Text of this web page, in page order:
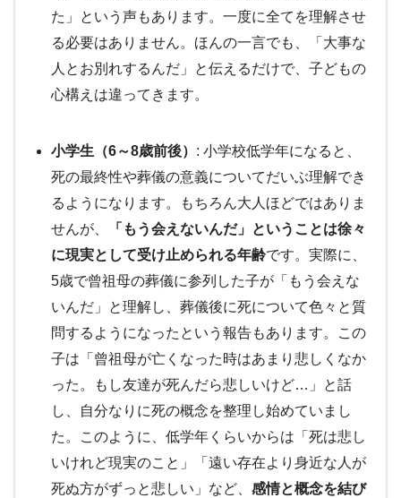
た」という声もあります。一度に全てを理解させ
る必要はありません。ほんの一言でも、「大事な
人とお別れするんだ」と伝えるだけで、子どもの
心構えは違ってきます。
小学生（6～8歳前後） : 小学校低学年になると、
死の最終性や葬儀の意義についてだいぶ理解でき
るようになります。もちろん大人ほどではありま
せんが、
「もう会えないんだ」ということは徐々
に現実として受け止められる年齢です。実際に、
5歳で曾祖母の葬儀に参列した子が「もう会えな
いんだ」と理解し、葬儀後に死について色々と質
問するようになったという報告もあります。この
子は「曾祖母が亡くなった時はあまり悲しくなか
った。もし友達が死んだら悲しいけど…」と話
し、自分なりに死の概念を整理し始めていまし
た。このように、低学年くらいからは「死は悲し
いけれど現実のこと」「遠い存在より身近な人が
死ぬ方がずっと悲しい」など、 感情と概念を結び